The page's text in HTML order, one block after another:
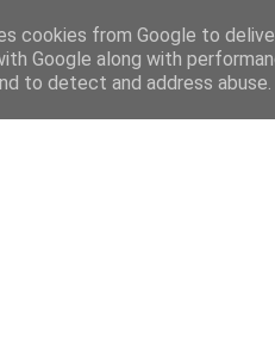
cookies from Google to
Google along with
to detect and address abuse.